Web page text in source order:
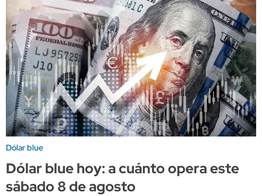
Dólar blue
Dólar blue hoy: a cuánto opera este
sábado 8 de agosto